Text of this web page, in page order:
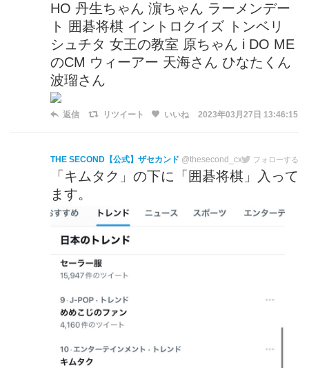
HO 丹生ちゃん 濵ちゃん ラーメンデー
ト 囲碁将棋 イントロクイズ トンベリ
シュチタ 女王の教室 原ちゃん i DO ME
のCM ウィーアー 天海さん ひなたくん
波瑠さん
返信 リツイート いいね 2023年03月27日 13:46:15
THE SECOND【公式】ザセカンド @thesecond_cx フォローする
「キムタク」の下に「囲碁将棋」入って
ます。